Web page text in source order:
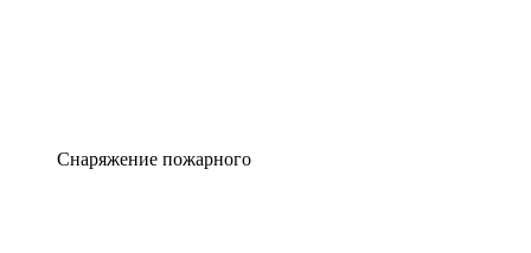
Снаряжение пожарного